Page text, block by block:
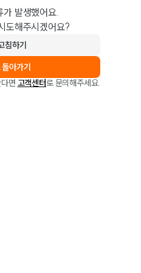
가 발생했어요.
도해주시겠어요?
침하기
아가기
면 고객센터로 문의해주세요.